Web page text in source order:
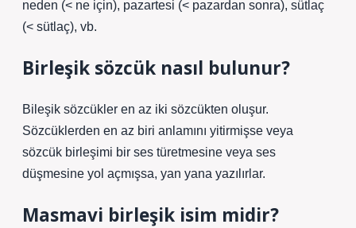
neden (< ne için), pazartesi (< pazardan sonra), sütlaç
(< sütlaç), vb.
Birleşik sözcük nasıl bulunur?
Bileşik sözcükler en az iki sözcükten oluşur.
Sözcüklerden en az biri anlamını yitirmişse veya
sözcük birleşimi bir ses türetmesine veya ses
düşmesine yol açmışsa, yan yana yazılırlar.
Masmavi birleşik isim midir?